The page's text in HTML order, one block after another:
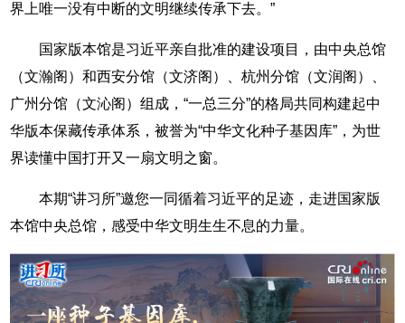
界上唯一没有中断的文明继续传承下去。”
国家版本馆是习近平亲自批准的建设项目，由中央总馆
（文瀚阁）和西安分馆（文济阁）、杭州分馆（文润阁）、
广州分馆（文沁阁）组成，“一总三分”的格局共同构建起中
华版本保藏传承体系，被誉为“中华文化种子基因库”，为世
界读懂中国打开又一扇文明之窗。
本期“讲习所”邀您一同循着习近平的足迹，走进国家版
本馆中央总馆，感受中华文明生生不息的力量。